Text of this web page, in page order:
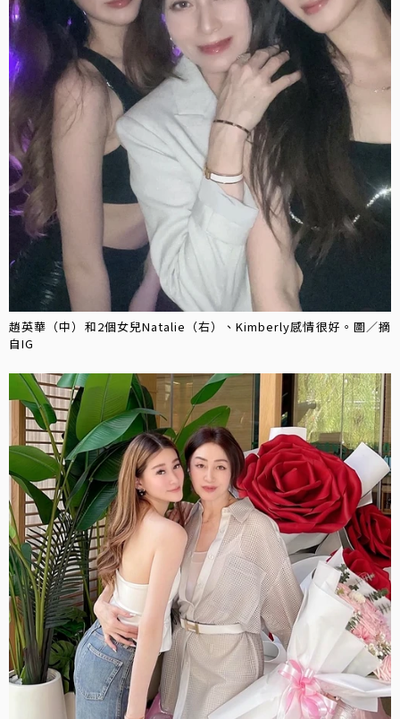
趙英華（中）和2個女兒Natalie（右）、Kimberly感情很好。圖／摘
自IG